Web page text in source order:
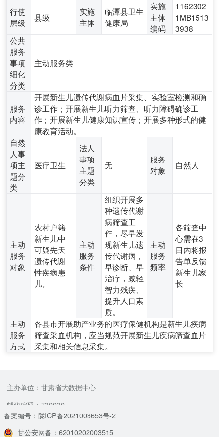
行使
层级
县级
实施
主体
临潭县卫生
健康局
实施
主体
编码
1162302
1MB1513
3938
公共
服务
事项
细化
分类
主动服务类
服务
内容
开展新生儿遗传代谢病血片采集、实验室检测和确
诊工作；开展新生儿听力筛查、听力障碍确诊工
作；开展新生儿健康知识宣传；开展多种形式的健
康教育活动。
自然
人事
项主
题分
类
医疗卫生
法人
事项
主题
分类
无
服务
对象
自然人
主动
服务
对象
农村户籍
新生儿中
可疑先天
遗传代谢
性疾病患
儿。
主动
服务
条件
组织开展多
种遗传代谢
病筛查工
作，尽早发
现新生儿遗
传代谢病，
早诊断、早
治疗，减轻
智力残疾、
提升人口素
质。
主动
服务
频率
各筛查中
心需在3
日内将报
告单反馈
新生儿家
长
主动
服务
方式
各县市开展助产业务的医疗保健机构是新生儿疾病
筛查采血机构，应当规范开展新生儿疾病筛查血片
采集和相关信息采集。
主办单位：甘肃省大数据中心
邮政编码：730030
备案编号：陇ICP备2021003653号-2
甘公安网备：62010202003515